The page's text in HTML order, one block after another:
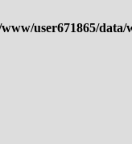
user671865/